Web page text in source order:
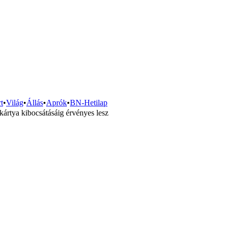
•Világ•Állás•Aprók•BN-Hetilap
kibocsátásáig érvényes lesz